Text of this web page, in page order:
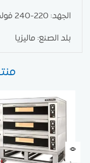
الجهد: 220-240 فولت / 50-60 هرتز
بلد الصنع: ماليزيا